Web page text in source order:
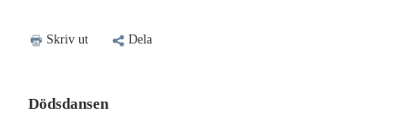
Skriv ut Dela
Dödsdansen